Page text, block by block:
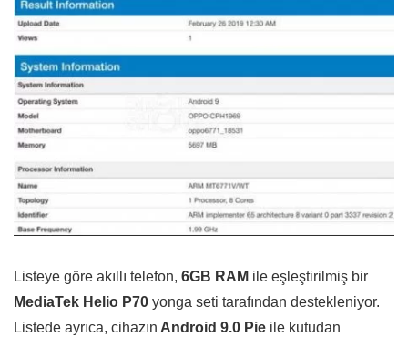
Listeye göre akıllı telefon, 6GB RAM ile eşleştirilmiş bir
MediaTek Helio P70 yonga seti tarafından destekleniyor.
Listede ayrıca, cihazın Android 9.0 Pie ile kutudan